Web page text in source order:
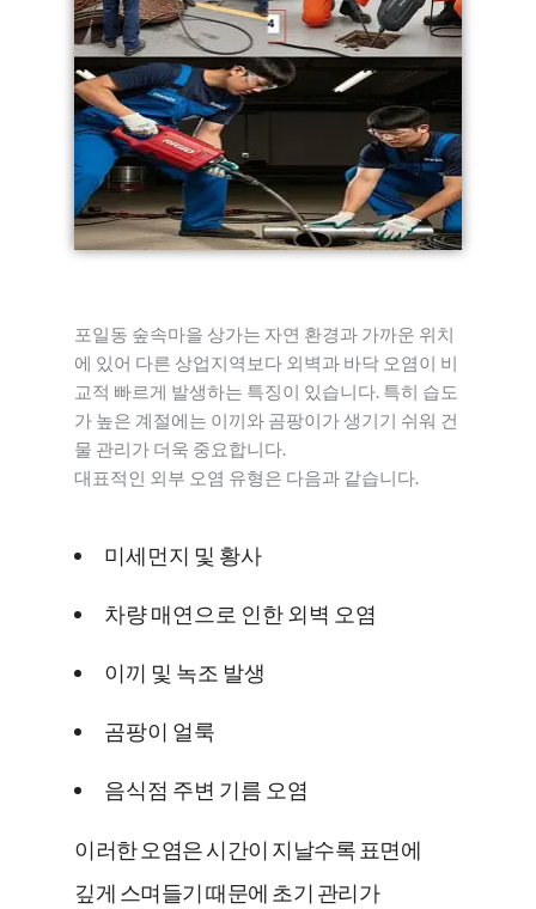
포일동 숲속마을 상가는 자연 환경과 가까운 위치
에 있어 다른 상업지역보다 외벽과 바닥 오염이 비
교적 빠르게 발생하는 특징이 있습니다. 특히 습도
가 높은 계절에는 이끼와 곰팡이가 생기기 쉬워 건
물 관리가 더욱 중요합니다.
대표적인 외부 오염 유형은 다음과 같습니다.
미세먼지 및 황사
차량 매연으로 인한 외벽 오염
이끼 및 녹조 발생
곰팡이 얼룩
음식점 주변 기름 오염
이러한 오염은 시간이 지날수록 표면에
깊게 스며들기 때문에 초기 관리가